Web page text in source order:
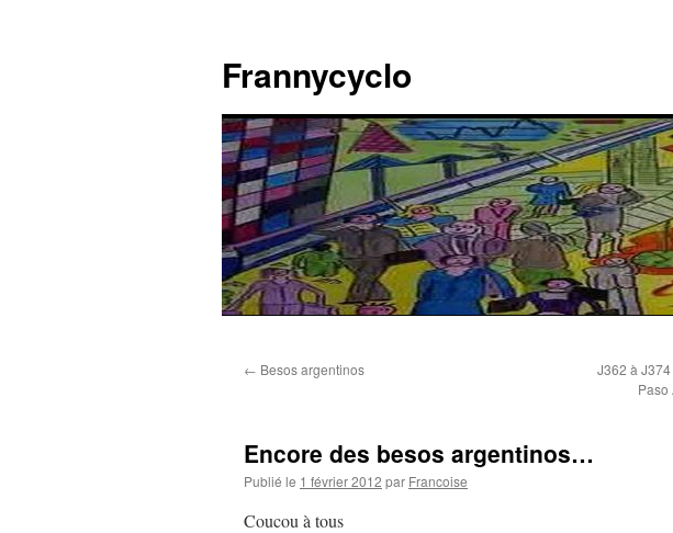
contenu
Frannycyclo
← Besos argentinos
J362 à
Paso
Encore des besos argentinos…
Publié le 1 février 2012 par Francoise
Coucou à tous